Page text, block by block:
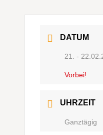
DATUM
21. -
Vorbei!
UHRZEIT
Ganztägig